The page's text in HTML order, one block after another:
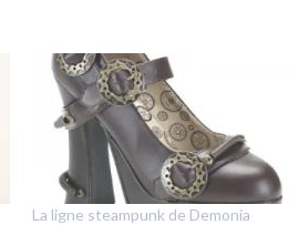
La ligne steampunk de Demonia